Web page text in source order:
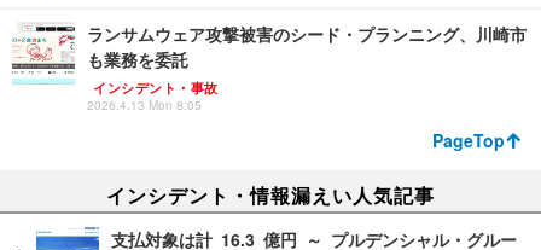
ランサムウェア攻撃被害のシード・プランニング、川崎市
も業務を委託
インシデント・事故
2026.4.13 Mon 8:05
PageTop
インシデント・情報漏えい人気記事
支払対象は計 16.3 億円 ～ プルデンシャル・グルー